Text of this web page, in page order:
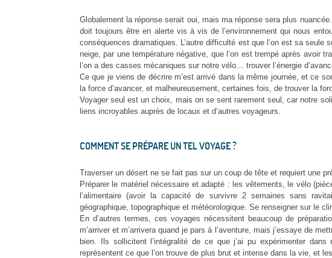
Globalement la réponse serait oui, mais ma réponse sera plus
doit toujours être en alerte vis à vis de l’environnement qui nous
conséquences dramatiques. L’autre difficulté est que l’on est sa
neige, par une température négative, que l’on est trempé après avoir
l’on a des casses mécaniques sur notre vélo… trouver l’énergie
Ce que je viens de décrire m’est arrivé dans la même journée, et ce
la force d’avancer, et malheureusement, certaines fois, de trouver la
Voyager seul est un choix, mais on se sent rarement seul, car notre
liens incroyables auprès de locaux et d’autres voyageurs.
COMMENT SE PRÉPARE UN TEL VOYAGE ?
Traverser un désert ne se fait pas sur un coup de tête et requiert une
Préparer le matériel nécessaire et adapté : les vêtements, le vélo
l’alimentaire (avoir la capacité de survivre 2 semaines sans
géographique, topographique et météorologique. Se renseigner sur le
En d’autres termes, ces voyages nécessitent beaucoup de
m’arriver et m’arrivera quand je pars à l’aventure, mais j’essaye de
bien. Ils sollicitent l’intégralité de ce que j’ai pu expérimenter
représentent ce que l’on trouve de plus brut et intense dans la vie, et